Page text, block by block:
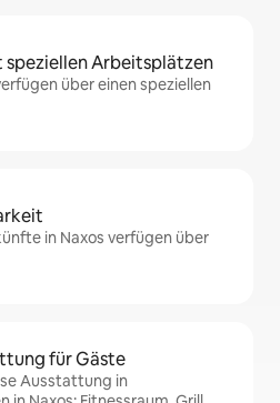
Arbeitsplätzen
über einen speziellen
in Naxos verfügen über
für Gäste
Ausstattung in